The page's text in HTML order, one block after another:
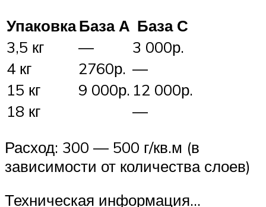
УпаковкаБаза А База С
3,5 кг
—
3 000р.
4 кг
2760р. —
15 кг
9 000р. 12 000р.
18 кг
—
Расход: 300 — 500 г/кв.м (в
зависимости от количества слоев)
Техническая информация…